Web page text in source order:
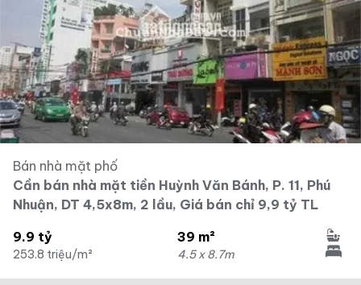
Bán nhà mặt phố
Cần bán nhà mặt tiền Huỳnh Văn Bánh, P. 11, Phú
Nhuận, DT 4,5x8m, 2 lầu, Giá bán chỉ 9,9 tỷ TL
9.9 tỷ
253.8 triệu/m²
39 m²
4.5 x 8.7m